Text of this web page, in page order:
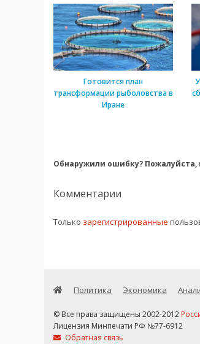
Готовится план
трансформации рыболовства в
Иране
Обнаружили ошибку?
Комментарии
Только зарегистрированные
Политика Экономика
© Все права защищены 2002-2012
Лицензия Минпечати РФ №77-6912
Обратная связь